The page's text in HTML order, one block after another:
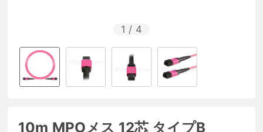
1 / 4
10m MPOメス 12芯 タイプB